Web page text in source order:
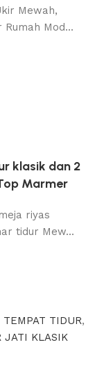
Mewah,
Mod...
klasik dan 2
Marmer
riyas
tidur Mew...
TEMPAT TIDUR,
JATI KLASIK